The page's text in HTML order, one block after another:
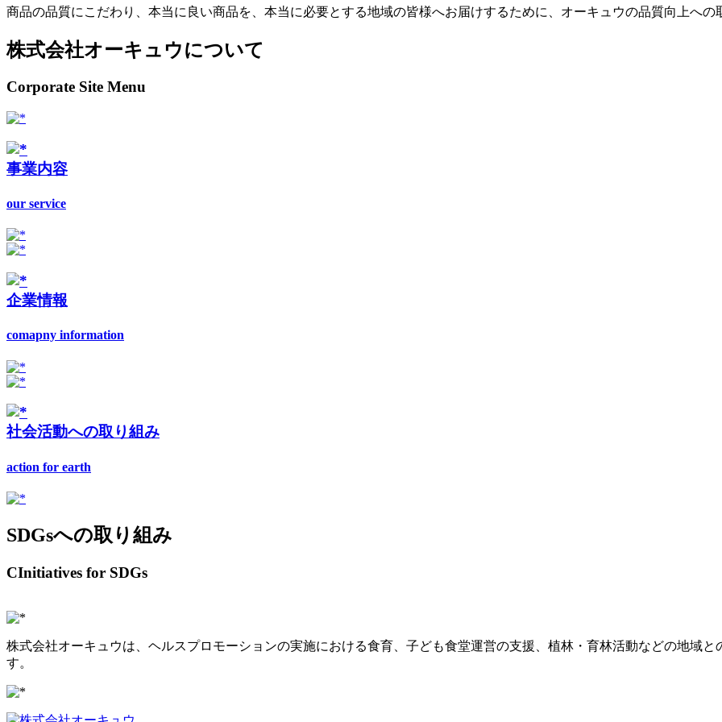
商品の品質にこだわり、本当に良い商品を、本当に必要とする地域の皆様へお届けするために、オーキュウの品質向上への
株式会社オーキュウについて
Corporate Site Menu
事業内容
our service
企業情報
comapny information
社会活動への取り組み
action for earth
SDGsへの取り組み
CInitiatives for SDGs
株式会社オーキュウは、ヘルスプロモーションの実施における食育、子ども食堂運営の支援、植林・育林活動などの地域
す。